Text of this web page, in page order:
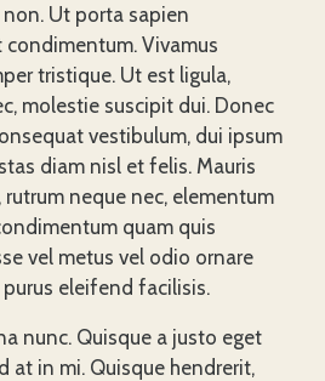
Ut porta sapien
Vivamus
tristique. Ut est ligula,
molestie suscipit dui. Donec
vestibulum, dui ipsum
diam nisl et felis. Mauris
neque nec, elementum
quam quis
vel metus vel odio ornare
eleifend facilisis.
nunc. Quisque a justo eget
at in mi. Quisque hendrerit,